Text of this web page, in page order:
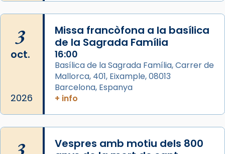
Memòria de les santes Juliana i
Semproniana, verges i màrtirs.
Acompanyant la història de sant Cugat, a
partir de l’Edat Mitjana sorgeix la tradició
que les santes Juliana (“relatiu a Júlia”) i
Semproniana (“relatiu a Semprònia =
eterna”) són deixebles seves. I l’any 1667, el
frare Joan Gaspar Roig, afirma en una obra
que les santes són filles de l’antiga Iluro.
Mataró en reivindicarà les relíquies fins que
les aconseguirà el 1772. L’ofici que es canta
3
oct.
2026
Missa francòfona a la basílica
de la Sagrada Família
16:00
Basílica de la Sagrada Família, Carrer de
Mallorca, 401, Eixample, 08013
Barcelona, Espanya
+ info
Vespres amb motiu dels 800